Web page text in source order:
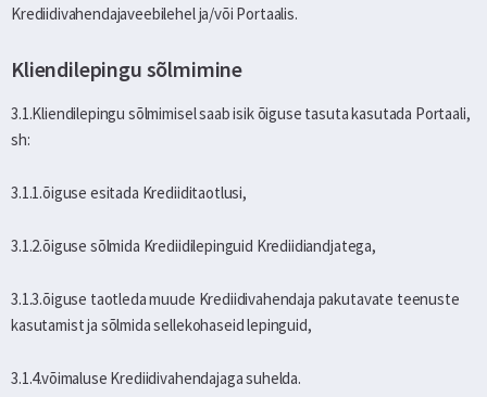
Krediidivahendajaveebilehel ja/või Portaalis.
Kliendilepingu sõlmimine
3.1.Kliendilepingu sõlmimisel saab isik õiguse tasuta kasutada Portaali,
sh:
3.1.1.õiguse esitada Krediiditaotlusi,
3.1.2.õiguse sõlmida Krediidilepinguid Krediidiandjatega,
3.1.3.õiguse taotleda muude Krediidivahendaja pakutavate teenuste
kasutamist ja sõlmida sellekohaseid lepinguid,
3.1.4.võimaluse Krediidivahendajaga suhelda.